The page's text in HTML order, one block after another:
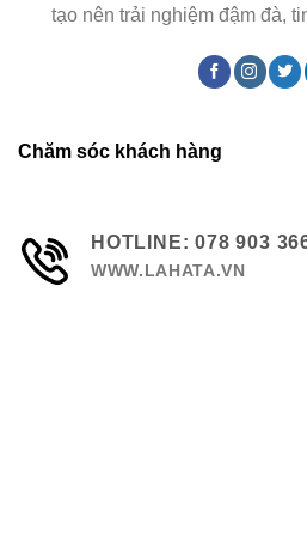
tạo nên trải nghiệm đậm đà,
Chăm sóc khách hàng
HOTLINE: 078 903
WWW.LAHATA.VN